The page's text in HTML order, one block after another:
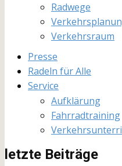
Radwege
Verkehrsraum
Presse
Radeln für Alle
Service
Aufklärung
Fahrradtraining
letzte Beiträge